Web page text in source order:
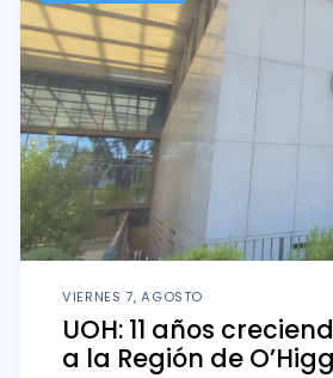
VIERNES 7, AGOSTO
UOH: 11 años
a la Región de